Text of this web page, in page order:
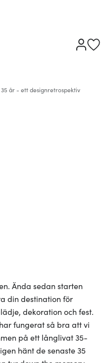
år - ett designretrospektiv
Ända sedan starten
din destination för
dekoration och fest.
fungerat så bra att vi
på ett långlivat 35-
hänt de senaste 35